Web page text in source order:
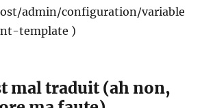
admin/configuration/variable
template )
mal traduit (ah non,